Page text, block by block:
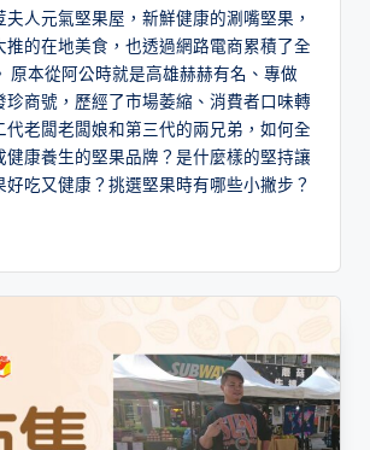
夫人元氣堅果屋，新鮮健康的涮嘴堅果，
推的在地美食，也透過網路電商累積了全
原本從阿公時就是高雄赫赫有名、專做
珍商號，歷經了市場萎縮、消費者口味轉
代老闆老闆娘和第三代的兩兄弟，如何全
健康養生的堅果品牌？是什麼樣的堅持讓
吃又健康？挑選堅果時有哪些小撇步？